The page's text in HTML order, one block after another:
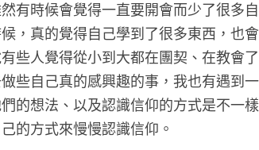
有時候會覺得一直要開會而少了很多
，真的覺得自己學到了很多東西，也
些人覺得從小到大都在團契、在教會
些自己真的感興趣的事，我也有遇到
的想法、以及認識信仰的方式是不一
的方式來慢慢認識信仰。